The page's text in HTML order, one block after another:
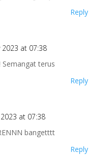
Reply
at 07:38
terus
Reply
at 07:38
bangetttt
Reply